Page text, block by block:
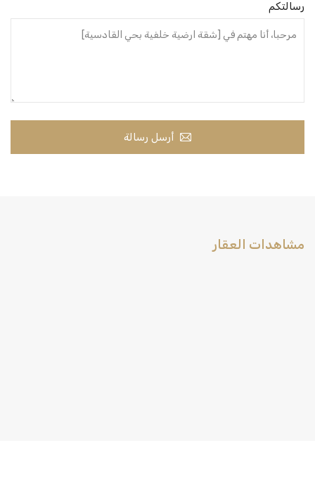
رسالتكم
أرسل رسالة
مشاهدات العقار